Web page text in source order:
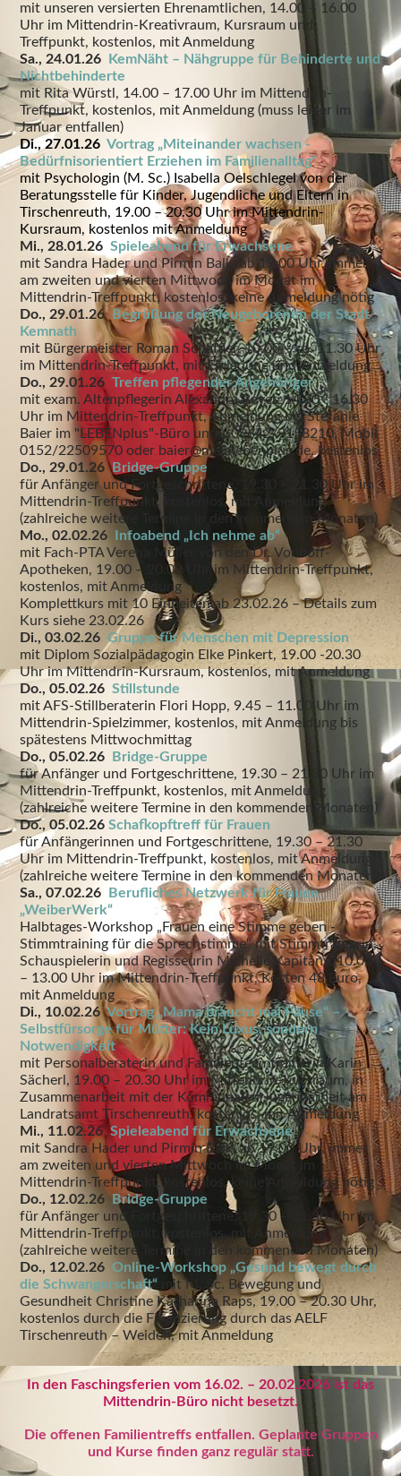
mit unseren versierten Ehrenamtlichen, 14.00 – 16.00
Uhr im Mittendrin-Kreativraum, Kursraum und
Treffpunkt, kostenlos, mit Anmeldung
Sa., 24.01.26
KemNäht – Nähgruppe für Behinderte und
Nichtbehinderte
mit Rita Würstl, 14.00 – 17.00 Uhr im Mittendrin-
Treffpunkt, kostenlos, mit Anmeldung (muss leider im
Januar entfallen)
Di., 27.01.26Vortrag „Miteinander wachsen -
Bedürfnisorientiert Erziehen im Familienalltag“
mit Psychologin (M. Sc.) Isabella Oelschlegel von der
Beratungsstelle für Kinder, Jugendliche und Eltern in
Tirschenreuth, 19.00 – 20.30 Uhr im Mittendrin-
Kursraum, kostenlos mit Anmeldung
Mi., 28.01.26Spieleabend für Erwachsene
mit Sandra Hader und Pirmin Balk, ab 19.00 Uhr, immer
am zweiten und vierten Mittwoch im Monat im
Mittendrin-Treffpunkt, kostenlos, keine Anmeldung nötig
Do., 29.01.26 Begrüßung der Neugeborenen der Stadt
Kemnath
mit Bürgermeister Roman Schäffler, 10.00 – ca. 11.30 Uhr
im Mittendrin-Treffpunkt, mit Einladung und Anmeldung
Do., 29.01.26Treffen pflegender Angehöriger
mit exam. Altenpflegerin Alexandra Beyer, 14.30 - 16.30
Uhr im Mittendrin-Treffpunkt, Anmeldung bei Stefanie
Baier im "LEBENplus"-Büro unter 09642/9158210, Mobil
0152/22509570 oder baier@meinlebenplus.de, kostenlos
Do., 29.01.26Bridge-Gruppe
für Anfänger und Fortgeschrittene, 19.30 – 21.30 Uhr im
Mittendrin-Treffpunkt, kostenlos, mit Anmeldung
(zahlreiche weitere Termine in den kommenden Monaten)
Mo., 02.02.26
Infoabend „Ich nehme ab“
mit Fach-PTA Verena Müller von den Dr. Vonhoff-
Apotheken, 19.00 – 20.00 Uhr im Mittendrin-Treffpunkt,
kostenlos, mit Anmeldung
Komplettkurs mit 10 Einheiten ab 23.02.26 – Details zum
Kurs siehe 23.02.26
Di., 03.02.26Gruppe für Menschen mit Depression
mit Diplom Sozialpädagogin Elke Pinkert, 19.00 -20.30
Uhr im Mittendrin-Kursraum, kostenlos, mit Anmeldung
Do., 05.02.26Stillstunde
mit AFS-Stillberaterin Flori Hopp, 9.45 – 11.00 Uhr im
Mittendrin-Spielzimmer, kostenlos, mit Anmeldung bis
spätestens Mittwochmittag
Do., 05.02.26
Bridge-Gruppe
für Anfänger und Fortgeschrittene, 19.30 – 21.30 Uhr im
Mittendrin-Treffpunkt, kostenlos, mit Anmeldung
(zahlreiche weitere Termine in den kommenden Monaten)
Do., 05.02.26Schafkopftreff für Frauen
für Anfängerinnen und Fortgeschrittene, 19.30 – 21.30
Uhr im Mittendrin-Treffpunkt, kostenlos, mit Anmeldung
(zahlreiche weitere Termine in den kommenden Monaten)
Sa., 07.02.26
Berufliches Netzwerk für Frauen
„WeiberWerk“
Halbtages-Workshop „Frauen eine Stimme geben -
Stimmtraining für die Sprechstimme“ mit Stimmtrainerin,
Schauspielerin und Regisseurin Michelle Kapitány, 10.00
– 13.00 Uhr im Mittendrin-Treffpunkt, Kosten 48 Euro,
mit Anmeldung
Di., 10.02.26Vortrag „Mama braucht mal Pause“ –
Selbstfürsorge für Mütter: Kein Luxus, sondern
Notwendigkeit
mit Personalberaterin und Familienteamtrainerin Karin
Sächerl, 19.00 – 20.30 Uhr im Mittendrin-Kursraum, in
Zusammenarbeit mit der Kommunalen Jugendarbeit am
Landratsamt Tirschenreuth, kostenlos, mit Anmeldung
Mi., 11.02.26Spieleabend für Erwachsene
mit Sandra Hader und Pirmin Balk, ab 19.00 Uhr, immer
am zweiten und vierten Mittwoch im Monat im
Mittendrin-Treffpunkt, kostenlos, keine Anmeldung nötig
Do., 12.02.26Bridge-Gruppe
für Anfänger und Fortgeschrittene, 19.30 – 21.30 Uhr im
Mittendrin-Treffpunkt, kostenlos, mit Anmeldung
(zahlreiche weitere Termine in den kommenden Monaten)
Do., 12.02.26Online-Workshop „Gesund bewegt durch
die Schwangerschaft“
mit M. Sc. Bewegung und
Gesundheit Christine Katharina Raps, 19.00 – 20.30 Uhr,
kostenlos durch die Finanzierung durch das AELF
Tirschenreuth – Weiden, mit Anmeldung
In den Faschingsferien vom 16.02. – 20.02.2026 ist das
Mittendrin-Büro nicht besetzt.
Die offenen Familientreffs entfallen. Geplante Gruppen
und Kurse finden ganz regulär statt.